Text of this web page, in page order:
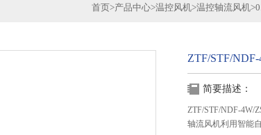
首页>产品中心>温控风机>温控轴流风机>
ZTF/STF/
简要描述：
ZTF/STF/NDF-4W/
轴流风机利用智能